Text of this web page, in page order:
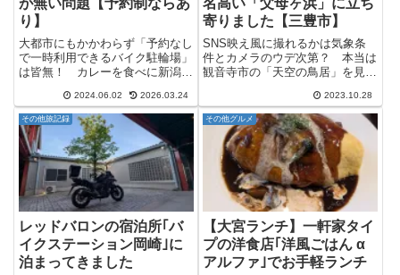
が無い問題【予約制ならあ
り】
大都市にもかかわらず「予約なし
で一時利用できるバイク駐輪場」
は皆無！ カレーを食べに新潟駅
潟なのにカレー食べただけで買え
るのはもったいないという事でち
ょっとだけ新潟駅周辺を散策して
いました。 まぁ当ブログはツ
ー...
2024.06.02 2026.03.24
名高い「父母ヶ浜」に立ち
寄りました【三豊市】
SNS映え風に撮れるかは気象条
件とカメラのウデ次第？ 本当は
観音寺市の「天空の鳥居」を見た
うかと思ったんですが、どうも夜
に高速の一部が工事で通行止めに
なるらしく目的地にたどり着けな
い可能性が出てきましたので、
急...
2023.10.28
その他旅記録
レッドバロンの宿泊所｢バ
イクステーション岡崎｣に
泊まってきました
その他グルメ
【大宮ランチ】一軒家タイ
プの洋食店｢洋風ごはん α
アルファ｣でお手軽ランチ